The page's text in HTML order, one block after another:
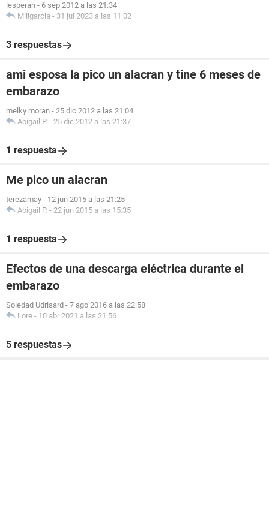
lesperan - 6 sep 2012 a las 21:34
Miligarcia - 31 jul 2023 a las 11:02
3 respuestas
ami esposa la pico un alacran y tine 6 meses de
embarazo
melky moran - 25 dic 2012 a las 21:04
Abigail P. - 25 dic 2012 a las 21:37
1 respuesta
Me pico un alacran
terezamay - 12 jun 2015 a las 21:25
Abigail P. - 22 jun 2015 a las 15:35
1 respuesta
Efectos de una descarga eléctrica durante el
embarazo
Soledad Udrisard - 7 ago 2016 a las 22:58
Lore - 10 abr 2021 a las 21:56
5 respuestas